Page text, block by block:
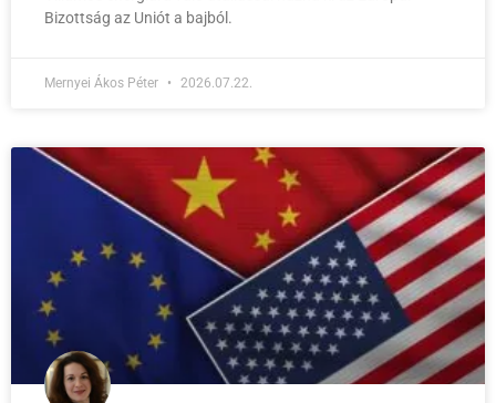
Bizottság az Uniót a bajból.
Mernyei Ákos Péter 2026.07.22.